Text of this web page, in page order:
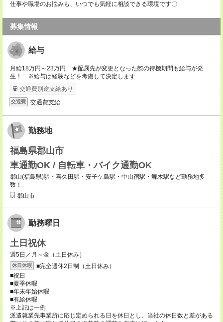
仕事や職場のお悩みも、いつでも気軽に相談できる環境です〇
募集情報
給与
月給18万円～23万円 ★配属先が変更となった際の待機期間も給与が発
生！ ※給与は経験などを考慮して決定します
交通費別途支給あり
交通費 交通費支給
勤務地
福島県郡山市
車通勤OK / 自転車・バイク通勤OK
郡山(福島県)駅・喜久田駅・安子ケ島駅・中山宿駅・舞木駅など勤務地多
数！
郡山市
勤務曜日
土日祝休
週5日／月～金（土日休み）
休日休暇
■完全週休2日制（土日休み）
■祝日
■夏季休暇
■年末年始休暇
■有給休暇
※上記は一例
派遣就業先事業所に応じ定められる日を休日とし、当社の休日数と差がある